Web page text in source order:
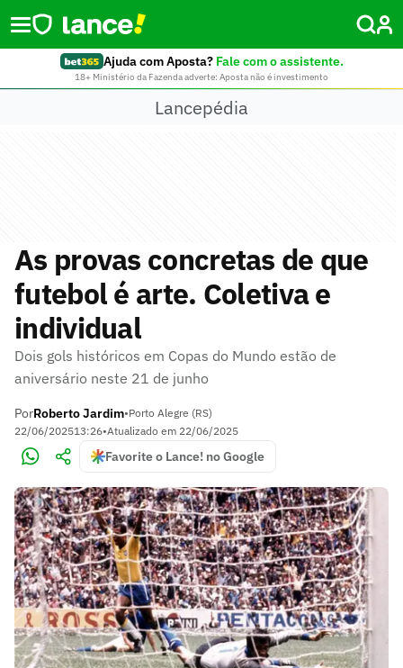
Ajuda com Aposta? Fale com o assistente.
18+ Ministério da Fazenda adverte: Aposta não é investimento
Lancepédia
As provas concretas de que
futebol é arte. Coletiva e
individual
Dois gols históricos em Copas do Mundo estão de
aniversário neste 21 de junho
PorRoberto Jardim•Porto Alegre (RS)
22/06/202513:26•Atualizado em 22/06/2025
Favorite o Lance! no Google